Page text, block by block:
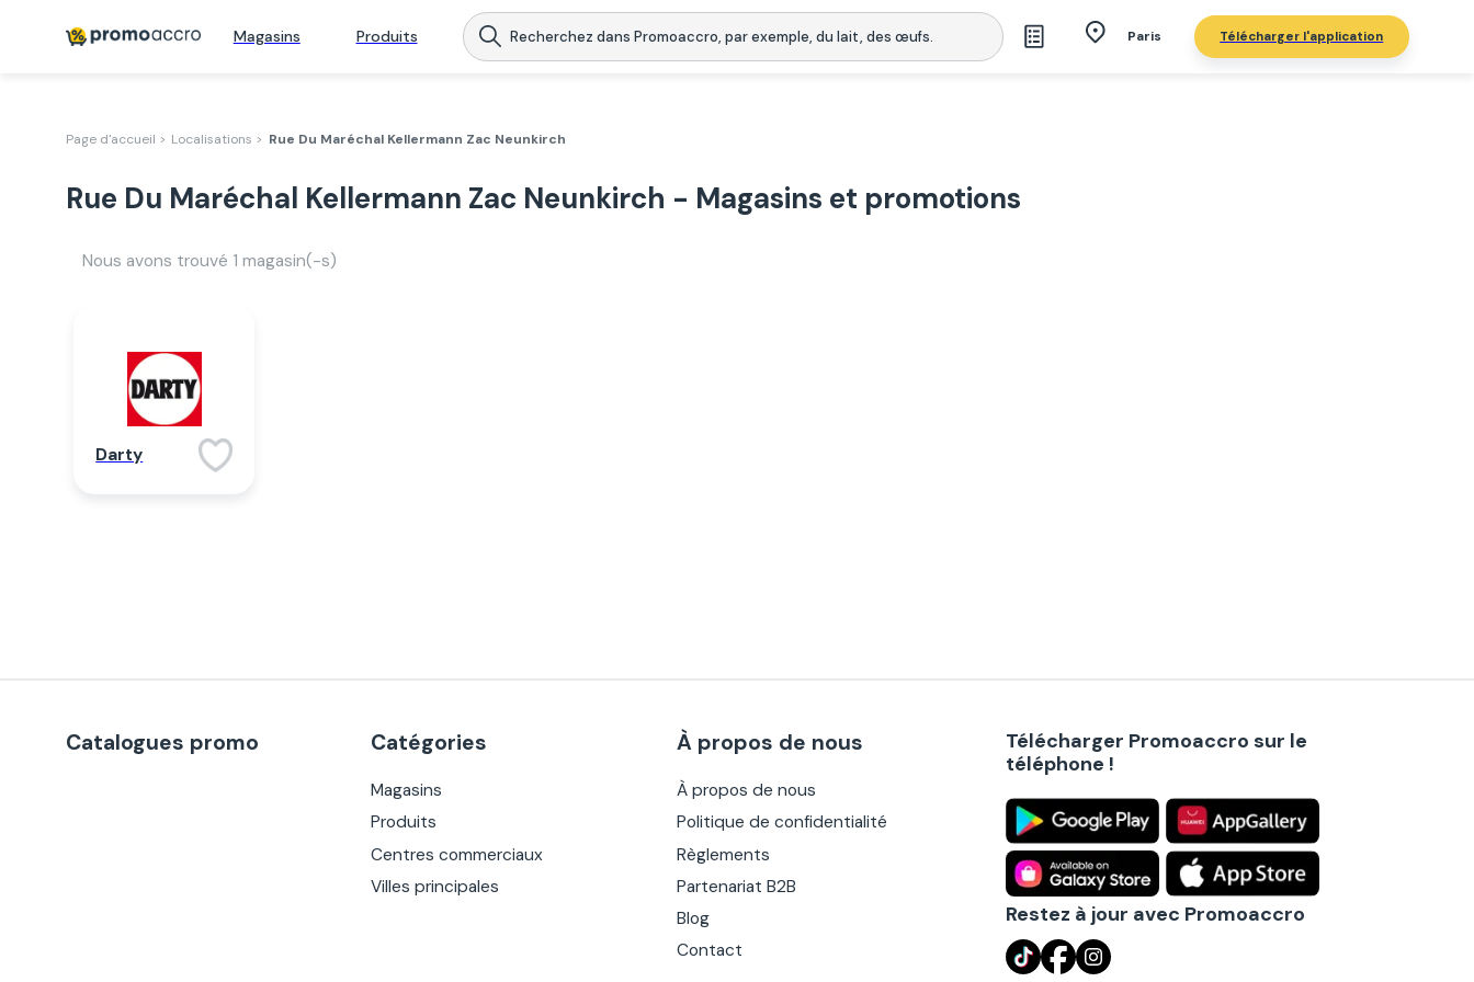
Magasins Produits Paris Télécharger l'application
Page d'accueil > Localisations > Rue Du Maréchal Kellermann Zac Neunkirch
Rue Du Maréchal Kellermann Zac Neunkirch - Magasins et promotions
Nous avons trouvé 1 magasin(-s)
Darty
Catalogues promo Catégories
Magasins
Produits
Centres commerciaux
Villes principales
À propos de nous
À propos de nous
Politique de confidentialité
Règlements
Partenariat B2B
Blog
Contact
Télécharger Promoaccro sur le
téléphone !
Restez à jour avec Promoaccro